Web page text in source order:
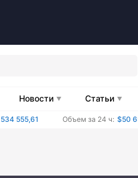
Новости Статьи
555,61 Объем за 24 ч: $50